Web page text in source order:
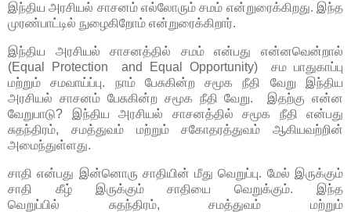
இந்திய அரசியல் சாசனம் எல்லோரும் சமம் என்றுரைக்கிறது. இந்த
முரண்பாட்டில் நுழைகிறோம் என்றுரைக்கிறார்.
இந்திய அரசியல் சாசனத்தில் சமம் என்பது என்னவென்றால்
(Equal Protection and Equal Opportunity) சம பாதுகாப்பு
மற்றும் சமவாய்ப்பு. நாம் பேசுகின்ற சமூக நீதி வேறு இந்திய
அரசியல் சாசனம் பேசுகின்ற சமூக நீதி வேறு. இதற்கு என்ன
வேறுபாடு? இந்திய அரசியல் சாசனத்தில் சமூக நீதி என்பது
சுதந்திரம், சமத்துவம் மற்றும் சகோதரத்துவம் ஆகியவற்றின்
அமைந்துள்ளது.
சாதி என்பது இன்னொரு சாதியின் மீது வெறுப்பு. மேல் இருக்கும்
சாதி கீழ் இருக்கும் சாதியை வெறுக்கும். இந்த
வெறுப்பில் சுதந்திரம், சமத்துவம் மற்றும்